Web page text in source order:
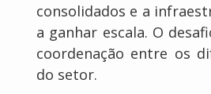
consolidados e a
a ganhar escala. O
coordenação entre os
do setor.